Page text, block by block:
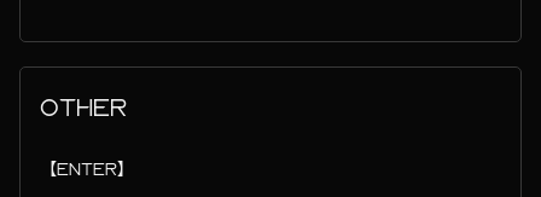
OTHER
【ENTER】